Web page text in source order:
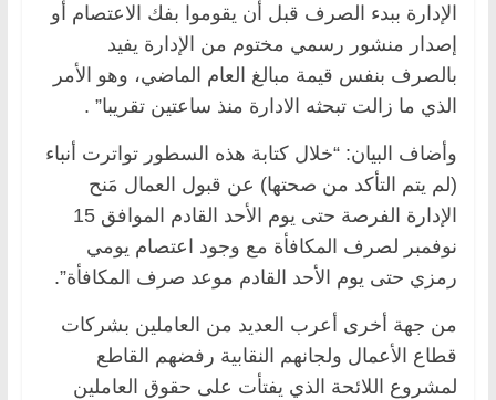
الإدارة ببدء الصرف قبل أن يقوموا بفك الاعتصام أو
إصدار منشور رسمي مختوم من الإدارة يفيد
بالصرف بنفس قيمة مبالغ العام الماضي، وهو الأمر
الذي ما زالت تبحثه الادارة منذ ساعتين تقريبا” .
وأضاف البيان: “خلال كتابة هذه السطور تواترت أنباء
(لم يتم التأكد من صحتها) عن قبول العمال مَنح
الإدارة الفرصة حتى يوم الأحد القادم الموافق 15
نوفمبر لصرف المكافأة مع وجود اعتصام يومي
رمزي حتى يوم الأحد القادم موعد صرف المكافأة”.
من جهة أخرى أعرب العديد من العاملين بشركات
قطاع الأعمال ولجانهم النقابية رفضهم القاطع
لمشروع اللائحة الذي يفتأت على حقوق العاملين